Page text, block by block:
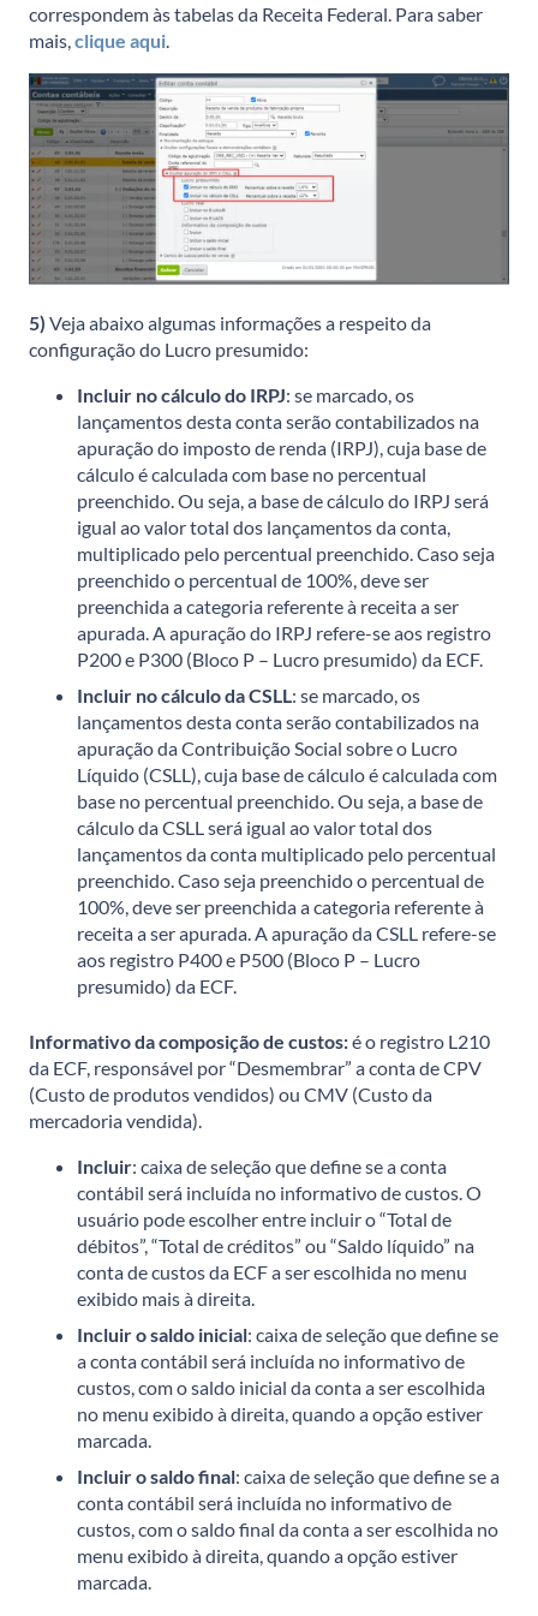
correspondem às tabelas da Receita Federal. Para saber
mais, clique aqui
5) Veja abaixo algumas informações a respeito da
configuração do Lucro presumido:
Incluir no cálculo do IRPJ: se marcado, os
lançamentos desta conta serão contabilizados na
apuração do imposto de renda (IRPJ), cuja base de
cálculo é calculada com base no percentual
preenchido. Ou seja, a base de cálculo do IRPJ será
igual ao valor total dos lançamentos da conta,
multiplicado pelo percentual preenchido. Caso seja
preenchido o percentual de 100%, deve ser
preenchida a categoria referente à receita a ser
apurada. A apuração do IRPJ refere-se aos registro
P200 e P300 (Bloco P – Lucro presumido) da ECF.
Incluir no cálculo da CSLL: se marcado, os
lançamentos desta conta serão contabilizados na
apuração da Contribuição Social sobre o Lucro
Líquido (CSLL), cuja base de cálculo é calculada com
base no percentual preenchido. Ou seja, a base de
cálculo da CSLL será igual ao valor total dos
lançamentos da conta multiplicado pelo percentual
preenchido. Caso seja preenchido o percentual de
100%, deve ser preenchida a categoria referente à
receita a ser apurada. A apuração da CSLL refere-se
aos registro P400 e P500 (Bloco P – Lucro
presumido) da ECF.
Informativo da composição de custos:é o registro L210
da ECF, responsável por “Desmembrar” a conta de CPV
(Custo de produtos vendidos) ou CMV (Custo da
mercadoria vendida).
Incluir: caixa de seleção que define se a conta
contábil será incluída no informativo de custos. O
usuário pode escolher entre incluir o “Total de
débitos”, “Total de créditos” ou “Saldo líquido” na
conta de custos da ECF a ser escolhida no menu
exibido mais à direita.
Incluir o saldo inicial: caixa de seleção que define se
a conta contábil será incluída no informativo de
custos, com o saldo inicial da conta a ser escolhida
no menu exibido à direita, quando a opção estiver
marcada.
Incluir o saldo final: caixa de seleção que define se a
conta contábil será incluída no informativo de
custos, com o saldo final da conta a ser escolhida no
menu exibido à direita, quando a opção estiver
marcada.